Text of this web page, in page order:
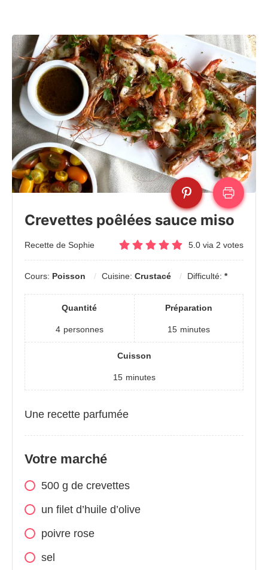
Crevettes poêlées sauce miso
Recette de Sophie 5.0 via 2 votes
Cours: Poisson Cuisine: Crustacé Difficulté: *
Quantité
4 personnes
Préparation
15 minutes
Cuisson
15 minutes
Une recette parfumée
Votre marché
500 g de crevettes
un filet d’huile d’olive
poivre rose
sel